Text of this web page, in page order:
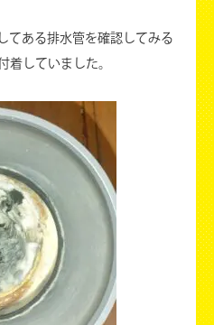
てある排水管を確認してみる
着していました。